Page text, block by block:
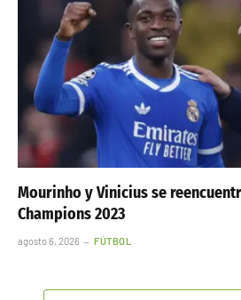
Mourinho y Vinicius se
Champions 2023
agosto 6, 2026 FÚTBOL